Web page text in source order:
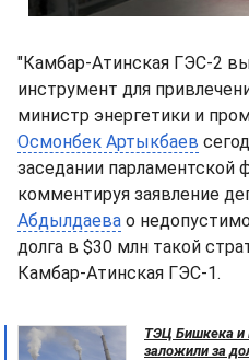
"Камбар-Атинская ГЭС-2
инструмент для
министр энергетики и
Осмонбек Артыкбаев
заседании парламентской
комментируя заявление
Абдылдаева о
долга в $30 млн такой
Камбар-Атинская ГЭС-1.
ТЭЦ Бишкека и
заложили за